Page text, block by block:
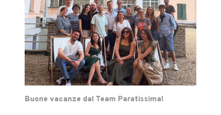
Buone vacanze dal Team Paratissima!